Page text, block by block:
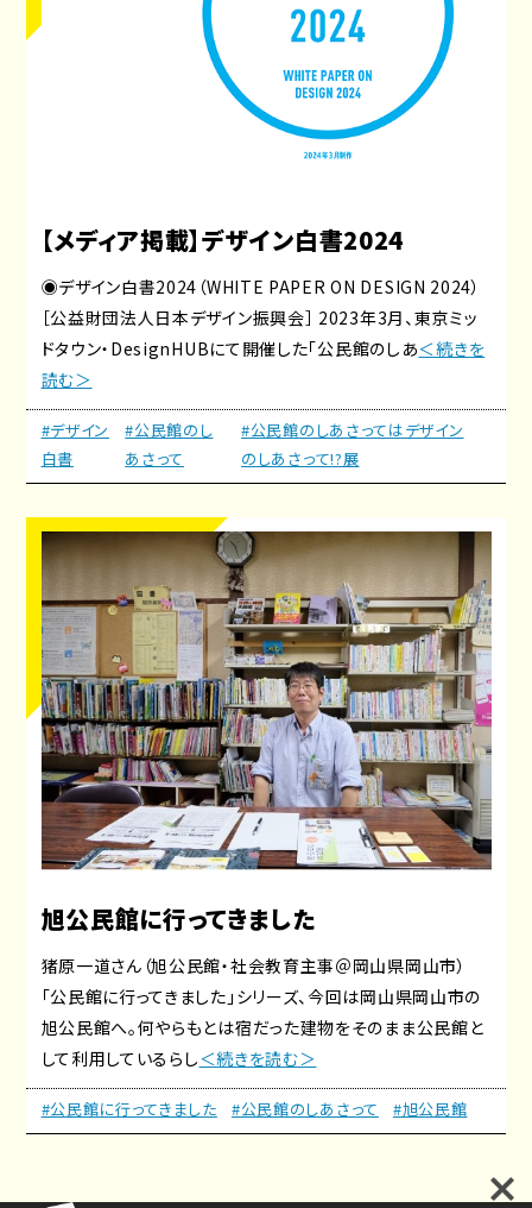
【メディア掲載】デザイン白書2024
◉デザイン白書2024（WHITE PAPER ON DESIGN 2024）
［公益財団法人日本デザイン振興会］ 2023年3月、東京ミッ
ドタウン・DesignHUBにて開催した「公民館のしあ＜続きを
読む＞
#デザイン
白書
#公民館のし
あさって
#公民館のしあさってはデザイン
のしあさって!?展
旭公民館に行ってきました
猪原一道さん（旭公民館・社会教育主事＠岡山県岡山市）
「公民館に行ってきました」シリーズ、今回は岡山県岡山市の
旭公民館へ。何やらもとは宿だった建物をそのまま公民館と
して利用しているらし＜続きを読む＞
#公民館に行ってきました #公民館のしあさって #旭公民館